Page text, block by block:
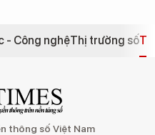
- Công nghệThị trường số
thông số Việt Nam